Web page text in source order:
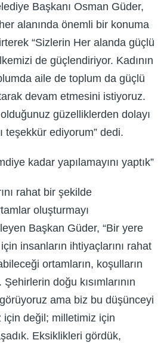
Başkanı Osman Güder,
alanında önemli bir konuma
“Sizlerin Her alanda güçlü
de güçlendiriyor. Kadının
aile de toplum da güçlü
devam etmesini istiyoruz.
olduğunuz güzelliklerden dolayı
teşekkür ediyorum” dedi.
kadar yapılamayını yaptık”
rahat bir şekilde
oluşturmayı
Başkan Güder, “Bir yere
insanların ihtiyaçlarını rahat
ortamların, koşulların
Şehirlerin doğu kısımlarının
ama biz bu düşünceyi
için değil; milletimiz için
Eksiklikleri gördük,